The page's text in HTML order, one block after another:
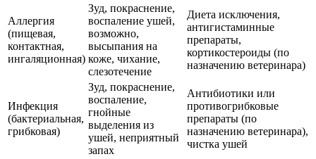
Аллергия
(пищевая,
контактная,
ингаляционная)
Зуд, покраснение,
воспаление ушей,
возможно,
высыпания на
коже, чихание,
слезотечение
Диета исключения,
антигистаминные
препараты,
кортикостероиды (по
назначению ветеринара)
Инфекция
(бактериальная,
грибковая)
Зуд, покраснение,
воспаление,
гнойные
выделения из
ушей, неприятный
запах
Антибиотики или
противогрибковые
препараты (по
назначению ветеринара),
чистка ушей